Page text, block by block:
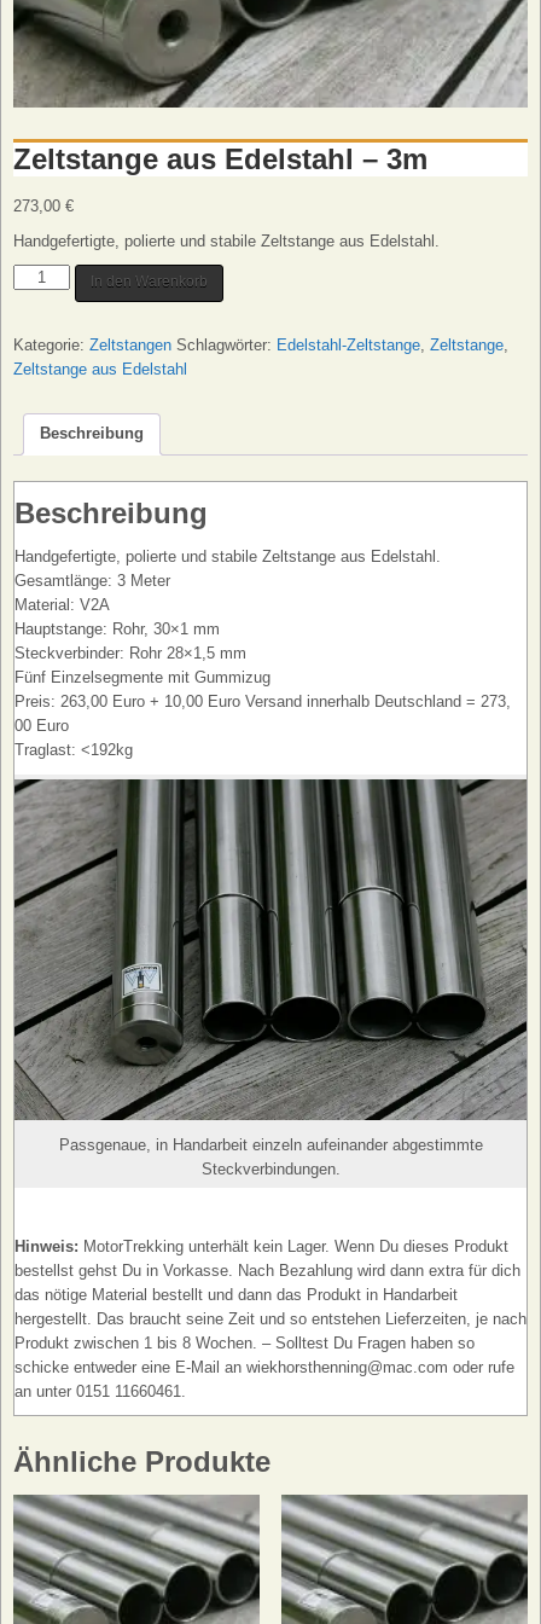
Zeltstange aus Edelstahl – 3m
273,00 €
Handgefertigte, polierte und stabile Zeltstange aus Edelstahl.
Zeltstange
-
3m
In den Warenkorb
Kategorie: Zeltstangen Schlagwörter: Edelstahl-Zeltstange Zeltstange
Zeltstange aus Edelstahl
Beschreibung
Beschreibung
Handgefertigte, polierte und stabile Zeltstange aus Edelstahl.
Gesamtlänge: 3 Meter
Material: V2A
Hauptstange: Rohr, 30×1 mm
Steckverbinder: Rohr 28×1,5 mm
Fünf Einzelsegmente mit Gummizug
Preis: 263,00 Euro + 10,00 Euro Versand innerhalb Deutschland = 273,
00 Euro
Traglast: <192kg
Passgenaue, in Handarbeit einzeln aufeinander abgestimmte
Steckverbindungen.
Hinweis: MotorTrekking unterhält kein Lager. Wenn Du dieses Produkt
bestellst gehst Du in Vorkasse. Nach Bezahlung wird dann extra für dich
das nötige Material bestellt und dann das Produkt in Handarbeit
hergestellt. Das braucht seine Zeit und so entstehen Lieferzeiten, je nach
Produkt zwischen 1 bis 8 Wochen. – Solltest Du Fragen haben so
schicke entweder eine E-Mail an wiekhorsthenning@mac.com oder rufe
an unter 0151 11660461.
Ähnliche Produkte